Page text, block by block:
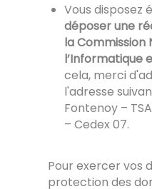
Vous disposez
déposer une
la Commission
l’Informatique
cela, merci
l'adresse
Fontenoy –
– Cedex 07.
Pour exercer vos
protection des